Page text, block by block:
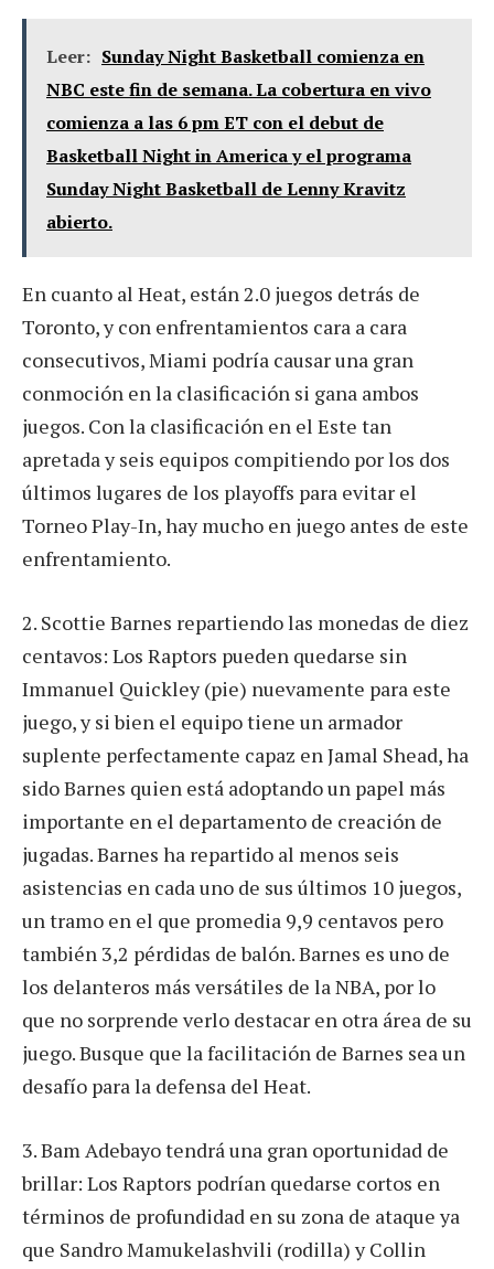
Leer: Sunday Night Basketball comienza en
NBC este fin de semana. La cobertura en vivo
comienza a las 6 pm ET con el debut de
Basketball Night in America y el programa
Sunday Night Basketball de Lenny Kravitz
abierto.
En cuanto al Heat, están 2.0 juegos detrás de
Toronto, y con enfrentamientos cara a cara
consecutivos, Miami podría causar una gran
conmoción en la clasificación si gana ambos
juegos. Con la clasificación en el Este tan
apretada y seis equipos compitiendo por los dos
últimos lugares de los playoffs para evitar el
Torneo Play-In, hay mucho en juego antes de este
enfrentamiento.
2. Scottie Barnes repartiendo las monedas de diez
centavos: Los Raptors pueden quedarse sin
Immanuel Quickley (pie) nuevamente para este
juego, y si bien el equipo tiene un armador
suplente perfectamente capaz en Jamal Shead, ha
sido Barnes quien está adoptando un papel más
importante en el departamento de creación de
jugadas. Barnes ha repartido al menos seis
asistencias en cada uno de sus últimos 10 juegos,
un tramo en el que promedia 9,9 centavos pero
también 3,2 pérdidas de balón. Barnes es uno de
los delanteros más versátiles de la NBA, por lo
que no sorprende verlo destacar en otra área de su
juego. Busque que la facilitación de Barnes sea un
desafío para la defensa del Heat.
3. Bam Adebayo tendrá una gran oportunidad de
brillar: Los Raptors podrían quedarse cortos en
términos de profundidad en su zona de ataque ya
que Sandro Mamukelashvili (rodilla) y Collin